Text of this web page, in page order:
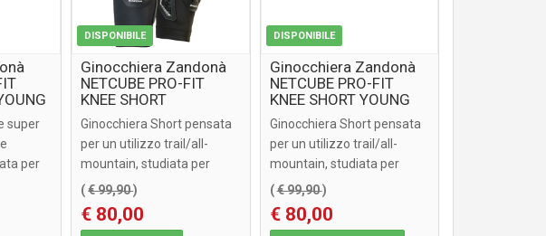
super
per
DISPONIBILE
Ginocchiera Zandonà
NETCUBE PRO-FIT
KNEE SHORT
Ginocchiera Short pensata
per un utilizzo trail/all-
mountain, studiata per
difendere al meglio ...
(€ 99,90)
€ 80,00
DISPONIBILE
Ginocchiera Zandonà
NETCUBE PRO-FIT
KNEE SHORT YOUNG
Ginocchiera Short pensata
per un utilizzo trail/all-
mountain, studiata per
difendere al meglio ...
(€ 99,90)
€ 80,00